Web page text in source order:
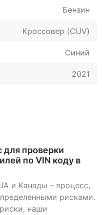
Бензин
Кроссовер (CUV)
Синий
2021
для проверки
по VIN коду в
и Канады – процесс,
рисками.
наши